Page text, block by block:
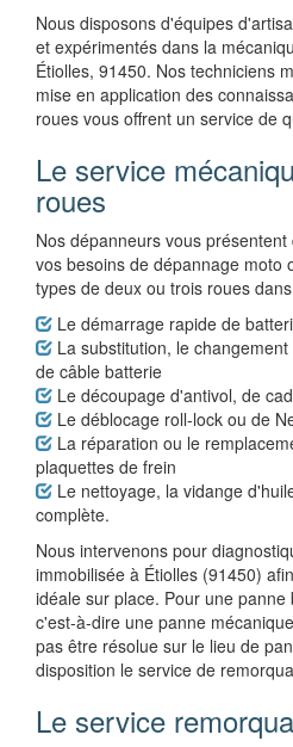
Nous disposons d'équipes
et expérimentés dans la
Étiolles, 91450. Nos techniciens
mise en application des
roues vous offrent un service de
Le service
roues
Nos dépanneurs vous
vos besoins de dépannage moto
types de deux ou trois roues
Le démarrage rapide de
La substitution, le
de câble batterie
Le découpage d'antivol, de
Le déblocage roll-lock ou de
La réparation ou le
plaquettes de frein
Le nettoyage, la vidange
complète.
Nous intervenons pour
immobilisée à Étiolles (91450)
idéale sur place. Pour une
c'est-à-dire une panne
pas être résolue sur le lieu de
disposition le service de
Le service